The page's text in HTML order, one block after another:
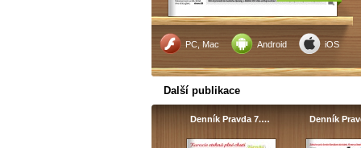
PC, Mac Android iOS
Další publikace
Denník Pravda 7.… Denník